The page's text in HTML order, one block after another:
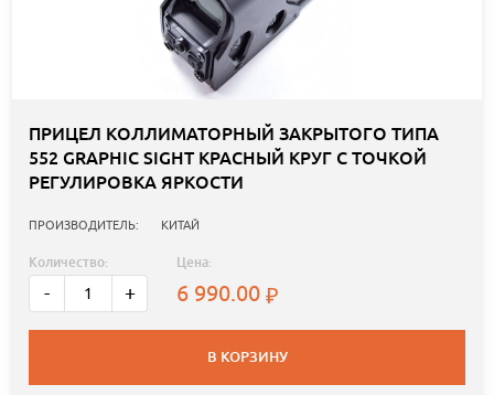
ПРИЦЕЛ КОЛЛИМАТОРНЫЙ ЗАКРЫТОГО ТИПА
552 GRAPHIC SIGHT КРАСНЫЙ КРУГ С ТОЧКОЙ
РЕГУЛИРОВКА ЯРКОСТИ
ПРОИЗВОДИТЕЛЬ: КИТАЙ
Количество:
- +
Цена:
6 990.00
В КОРЗИНУ